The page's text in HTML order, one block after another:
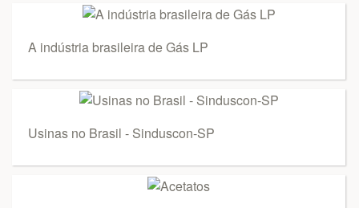
A indústria brasileira de Gás LP
Usinas no Brasil - Sinduscon-SP